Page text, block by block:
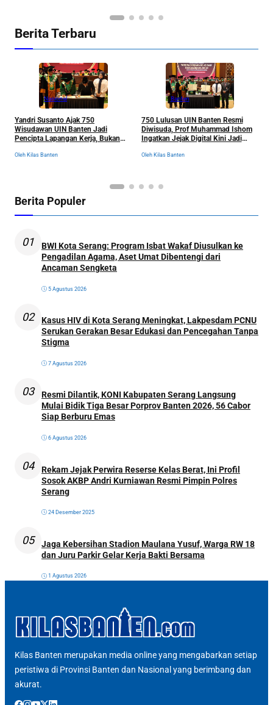
Berita Terbaru
Nasional
Yandri Susanto Ajak 750
Wisudawan UIN Banten Jadi
Pencipta Lapangan Kerja, Bukan
Oleh Kilas Banten
Banten
750 Lulusan UIN Banten Resmi
Diwisuda, Prof Muhammad Ishom
Ingatkan Jejak Digital Kini Jadi
Oleh Kilas Banten
Berita Populer
01
BWI Kota Serang: Program Isbat Wakaf Diusulkan ke
Pengadilan Agama, Aset Umat Dibentengi dari
Ancaman Sengketa
5 Agustus 2026
02
Kasus HIV di Kota Serang Meningkat, Lakpesdam PCNU
Serukan Gerakan Besar Edukasi dan Pencegahan Tanpa
Stigma
7 Agustus 2026
03
Resmi Dilantik, KONI Kabupaten Serang Langsung
Mulai Bidik Tiga Besar Porprov Banten 2026, 56 Cabor
Siap Berburu Emas
6 Agustus 2026
04
Rekam Jejak Perwira Reserse Kelas Berat, Ini Profil
Sosok AKBP Andri Kurniawan Resmi Pimpin Polres
Serang
24 Desember 2025
05
Jaga Kebersihan Stadion Maulana Yusuf, Warga RW 18
dan Juru Parkir Gelar Kerja Bakti Bersama
1 Agustus 2026
Kilas Banten merupakan media online yang mengabarkan setiap
peristiwa di Provinsi Banten dan Nasional yang berimbang dan
akurat.